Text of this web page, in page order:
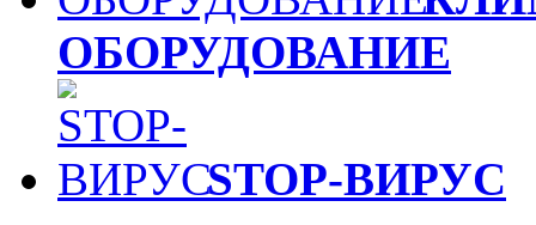
ОБОРУДОВАНИЕ
STOP-ВИРУС